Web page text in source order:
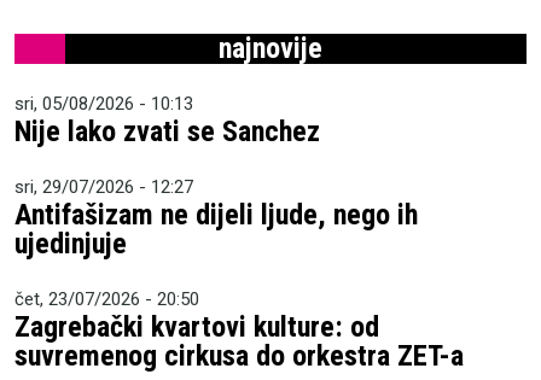
najnovije
sri, 05/08/2026 - 10:13
Nije lako zvati se Sanchez
sri, 29/07/2026 - 12:27
Antifašizam ne dijeli ljude, nego ih
ujedinjuje
čet, 23/07/2026 - 20:50
Zagrebački kvartovi kulture: od
suvremenog cirkusa do orkestra ZET-a